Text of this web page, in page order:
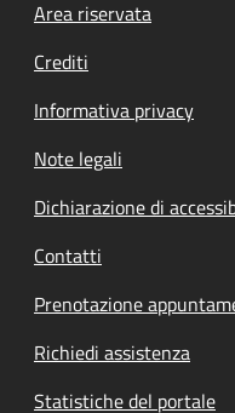
Footer menu
Area riservata
Crediti
Informativa privacy
Note legali
Dichiarazione di
Contatti
Prenotazione
Richiedi assistenza
Statistiche del portale